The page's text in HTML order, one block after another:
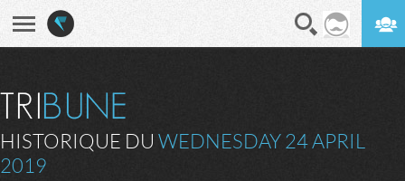
HISTORIQUE DU WEDNESDAY 24 APRIL
2019